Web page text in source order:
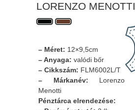
LORENZO MENOTTI
– Méret: 12×9,5cm
– Anyaga: valódi bőr
– Cikkszám: FLM6002L/T
– Márkanév: Lorenzo
Menotti
Pénztárca elrendezése: